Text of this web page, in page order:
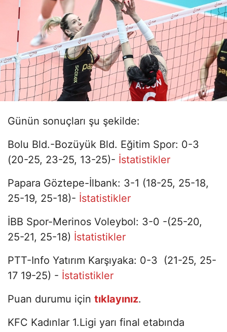
Günün sonuçları şu şekilde:
Bolu Bld.-Bozüyük Bld. Eğitim Spor: 0-3
(20-25, 23-25, 13-25)- İstatistikler
Papara Göztepe-İlbank: 3-1 (18-25, 25-18,
25-19, 25-18)- İstatistikler
İBB Spor-Merinos Voleybol: 3-0 -(25-20,
25-21, 25-18) İstatistikler
PTT-Info Yatırım Karşıyaka: 0-3 (21-25, 25-
17 19-25) - İstatistikler
Puan durumu için tıklayınız.
KFC Kadınlar 1.Ligi yarı final etabında